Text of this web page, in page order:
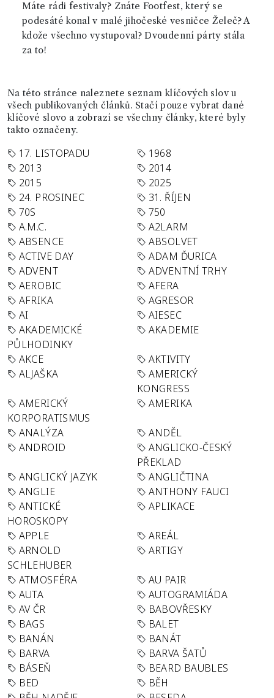
Máte rádi festivaly? Znáte Footfest, který se
podesáté konal v malé jihočeské vesničce Želeč? A
kdože všechno vystupoval? Dvoudenní párty stála
za to!
Na této stránce naleznete seznam klíčových slov u
všech publikovaných článků. Stačí pouze vybrat dané
klíčové slovo a zobrazí se všechny články, které byly
takto označeny.
17. LISTOPADU
1968
2013
2014
2015
2025
24. PROSINEC
31. ŘÍJEN
70S
750
A.M.C.
A2LARM
ABSENCE
ABSOLVET
ACTIVE DAY
ADAM ĎURICA
ADVENT
ADVENTNÍ TRHY
AEROBIC
AFERA
AFRIKA
AGRESOR
AI
AIESEC
AKADEMICKÉ
PŮLHODINKY
AKADEMIE
AKCE
AKTIVITY
ALJAŠKA
AMERICKÝ
KONGRESS
AMERICKÝ
KORPORATISMUS
AMERIKA
ANALÝZA
ANDĚL
ANDROID
ANGLICKO-ČESKÝ
PŘEKLAD
ANGLICKÝ JAZYK
ANGLIČTINA
ANGLIE
ANTHONY FAUCI
ANTICKÉ
HOROSKOPY
APLIKACE
APPLE
AREÁL
ARNOLD
SCHLEHUBER
ARTIGY
ATMOSFÉRA
AU PAIR
AUTA
AUTOGRAMIÁDA
AV ČR
BABOVŘESKY
BAGS
BALET
BANÁN
BANÁT
BARVA
BARVA ŠATŮ
BÁSEŇ
BEARD BAUBLES
BED
BĚH